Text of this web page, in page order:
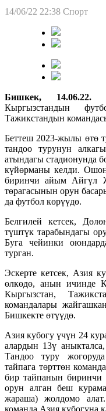
14/06/22 22:38 Спорт
Бишкек,
Кыргызстандын
Тажикстандын
Беттеш 2023-жылы өтө
тандоо турунун
атындагы стадионунда
күйөрманы келди.
биринчи айым Айгүл
төрагасынын орун
да футбол көрүүдө.
Белгилей кетсек,
түштүк тарабындагы
Буга чейинки
турган.
Эскерте кетсек, Азия
өлкөдө, анын ичинде
Кыргызстан,
командалары
Бишкекте өтүүдө.
Азия кубогу үчүн 24
алардын 13ү
Тандоо туру
тайпага төрттөн
бир тайпанын биринчи
орун алган беш
жараша) жолдомо
команда Азия кубогуна